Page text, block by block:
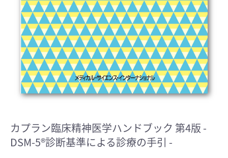
カプラン臨床精神医学ハンドブック 第4版 -
DSM-5®診断基準による診療の手引 -